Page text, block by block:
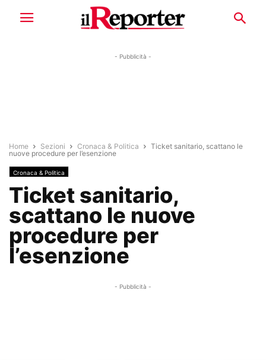
- Pubblicità -
Home Sezioni Cronaca & Politica
Ticket sanitario, scattano le
nuove procedure per l’esenzione
Cronaca & Politica
Ticket sanitario,
scattano le nuove
procedure per
l’esenzione
- Pubblicità -